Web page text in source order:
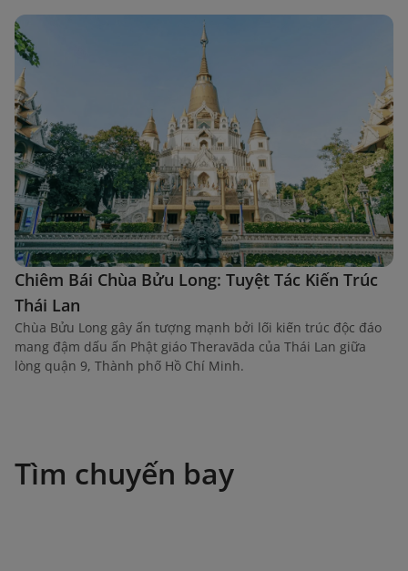
Chiêm Bái Chùa Bửu Long: Tuyệt Tác Kiến Trúc
Thái Lan
Chùa Bửu Long gây ấn tượng mạnh bởi lối kiến trúc độc đáo
mang đậm dấu ấn Phật giáo Theravāda của Thái Lan giữa
lòng quận 9, Thành phố Hồ Chí Minh.
Tìm chuyến bay